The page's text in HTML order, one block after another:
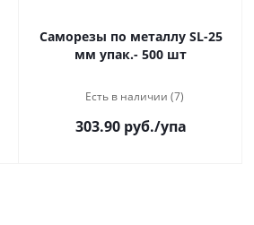
Саморезы по металлу SL-25
мм упак.- 500 шт
Есть в наличии (7)
303.90 руб./упа